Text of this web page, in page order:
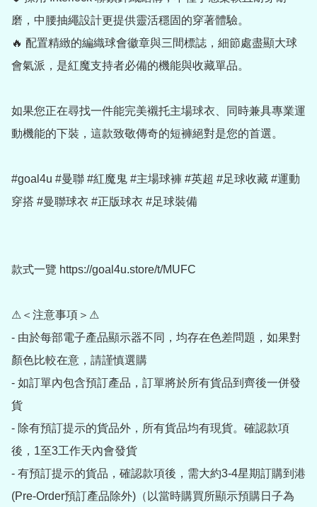
磨，中腰抽繩設計更提供靈活穩固的穿著體驗。
🔥 配置精緻的編織球會徽章與三間標誌，細節處盡顯大球
會氣派，是紅魔支持者必備的機能與收藏單品。
如果您正在尋找一件能完美襯托主場球衣、同時兼具專業運
動機能的下裝，這款致敬傳奇的短褲絕對是您的首選。
#goal4u #曼聯 #紅魔鬼 #主場球褲 #英超 #足球收藏 #運動
穿搭 #曼聯球衣 #正版球衣 #足球裝備
款式一覽 https://goal4u.store/t/MUFC
⚠＜注意事項＞⚠
- 由於每部電子產品顯示器不同，均存在色差問題，如果對
顏色比較在意，請謹慎選購
- 如訂單內包含預訂產品，訂單將於所有貨品到齊後一併發
貨
- 除有預訂提示的貨品外，所有貨品均有現貨。確認款項
後，1至3工作天內會發貨
- 有預訂提示的貨品，確認款項後，需大約3-4星期訂購到港
(Pre-Order預訂產品除外)（以當時購買所顯示預購日子為